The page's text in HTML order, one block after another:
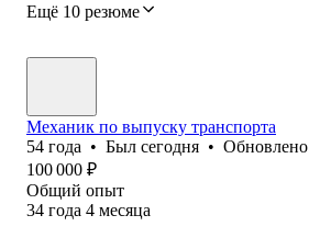
Ещё 10 резюме
Механик по выпуску транспорта
54 года • Был сегодня • Обновлено
100 000 ₽
Общий опыт
34 года 4 месяца